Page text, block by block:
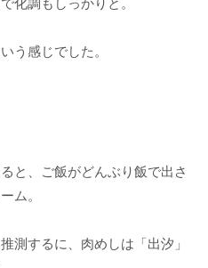
化調もしっかりと。
う感じでした。
と、ご飯がどんぶり飯で出さ
ム。
測するに、肉めしは「出汐」